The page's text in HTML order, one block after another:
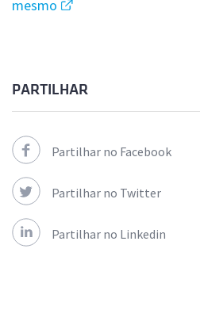
mesmo
PARTILHAR
Partilhar no Facebook
Partilhar no Twitter
Partilhar no Linkedin